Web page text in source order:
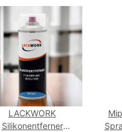
LACKWORK
Silikonentferner